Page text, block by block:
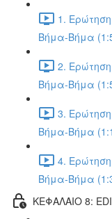
1.
Βήμα-Βήμα
2.
Βήμα-Βήμα
3.
Βήμα-Βήμα
4.
Βήμα-Βήμα
ΚΕΦΑΛΑΙΟ 8: